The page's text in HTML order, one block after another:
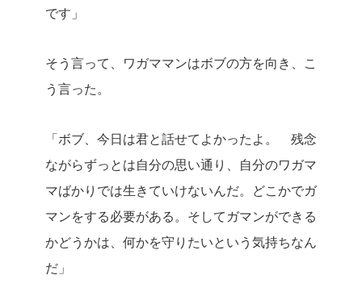
です」
そう言って、ワガママンはボブの方を向き、こ
う言った。
「ボブ、今日は君と話せてよかったよ。
残念
ながらずっとは自分の思い通り、自分のワガマ
マばかりでは生きていけないんだ。どこかでガ
マンをする必要がある。そしてガマンができる
かどうかは、何かを守りたいという気持ちなん
だ」